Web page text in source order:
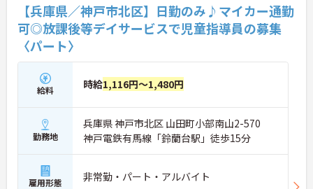
【兵庫県／神戸市北区】日勤のみ♪マイカー通勤
可◎放課後等デイサービスで児童指導員の募集
〈パート〉
給料 時給1,116円～1,480円
勤務地
兵庫県 神戸市北区 山田町小部南山2-570
神戸電鉄有馬線「鈴蘭台駅」徒歩15分
雇用形態 非常勤・パート・アルバイト